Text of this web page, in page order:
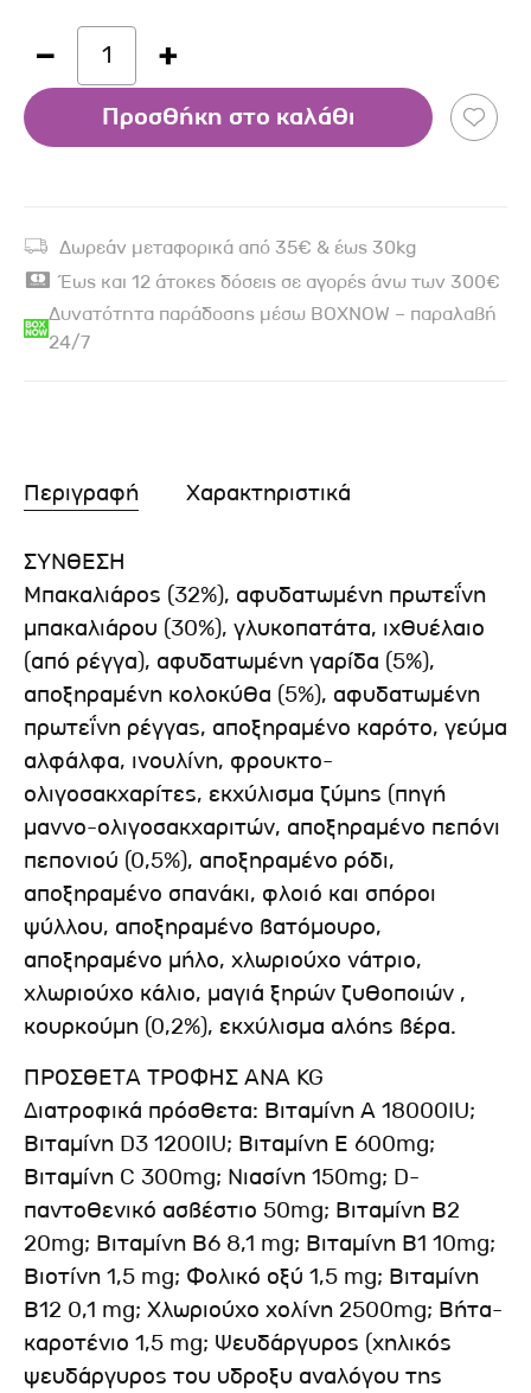
1
Προσθήκη στο καλάθι
Δωρεάν μεταφορικά από 35€ & έως 30kg
Έως και 12 άτοκες δόσεις σε αγορές άνω των 300€
Δυνατότητα παράδοσης μέσω BOXNOW – παραλαβή
24/7
Περιγραφή Χαρακτηριστικά
ΣΥΝΘΕΣΗ
Μπακαλιάρος (32%), αφυδατωμένη πρωτεΐνη
μπακαλιάρου (30%), γλυκοπατάτα, ιχθυέλαιο
(από ρέγγα), αφυδατωμένη γαρίδα (5%),
αποξηραμένη κολοκύθα (5%), αφυδατωμένη
πρωτεΐνη ρέγγας, αποξηραμένο καρότο, γεύμα
αλφάλφα, ινουλίνη, φρουκτο-
ολιγοσακχαρίτες, εκχύλισμα ζύμης (πηγή
μαννο-ολιγοσακχαριτών, αποξηραμένο πεπόνι
πεπονιού (0,5%), αποξηραμένο ρόδι,
αποξηραμένο σπανάκι, φλοιό και σπόροι
ψύλλου, αποξηραμένο βατόμουρο,
αποξηραμένο μήλο, χλωριούχο νάτριο,
χλωριούχο κάλιο, μαγιά ξηρών ζυθοποιών ,
κουρκούμη (0,2%), εκχύλισμα αλόης βέρα.
ΠΡΟΣΘΕΤΑ ΤΡΟΦΗΣ ΑΝΑ KG
Διατροφικά πρόσθετα: Βιταμίνη Α 18000IU;
Βιταμίνη D3 1200IU; Βιταμίνη Ε 600mg;
Βιταμίνη C 300mg; Νιασίνη 150mg; D-
παντοθενικό ασβέστιο 50mg; Βιταμίνη Β2
20mg; Βιταμίνη Β6 8,1 mg; Βιταμίνη Β1 10mg;
Βιοτίνη 1,5 mg; Φολικό οξύ 1,5 mg; Βιταμίνη
Β12 0,1 mg; Χλωριούχο χολίνη 2500mg; Βήτα-
καροτένιο 1,5 mg; Ψευδάργυρος (χηλικός
ψευδάργυρος του υδροξυ αναλόγου της